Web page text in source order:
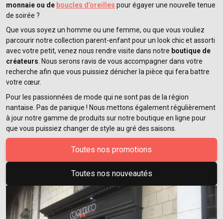
monnaie ou de boucles d’oreilles pour égayer une nouvelle tenue
de soirée ?
Que vous soyez un homme ou une femme, ou que vous vouliez
parcourir notre collection parent-enfant pour un look chic et assorti
avec votre petit, venez nous rendre visite dans notre boutique de
créateurs. Nous serons ravis de vous accompagner dans votre
recherche afin que vous puissiez dénicher la pièce qui fera battre
votre cœur.
Pour les passionnées de mode qui ne sont pas de la région
nantaise. Pas de panique ! Nous mettons également régulièrement
à jour notre gamme de produits sur notre boutique en ligne pour
que vous puissiez changer de style au gré des saisons.
Toutes nos promotions
Toutes nos nouveautés